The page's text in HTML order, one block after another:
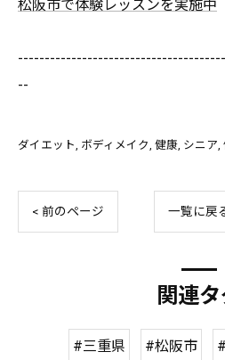
松阪市で体験レッスンを実施中
--
ダイエット ボディメイク 健康 シニア
< 前のページ 一覧に戻
関連
#三重県 #松阪市